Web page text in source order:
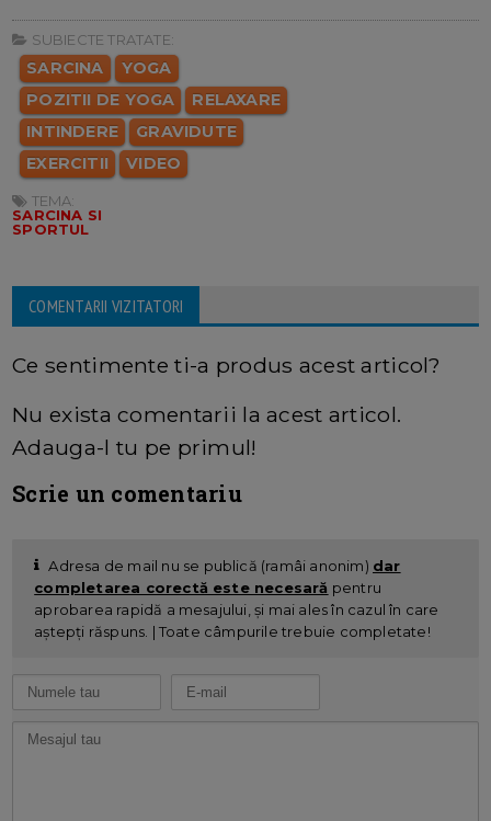
SUBIECTE TRATATE:
SARCINA
YOGA
POZITII DE YOGA
RELAXARE
INTINDERE
GRAVIDUTE
EXERCITII
VIDEO
TEMA:
SARCINA SI
SPORTUL
COMENTARII VIZITATORI
Ce sentimente ti-a produs acest articol?
Nu exista comentarii la acest articol.
Adauga-l tu pe primul!
Scrie un comentariu
Adresa de mail nu se publică (ramâi anonim) dar
completarea corectă este necesară pentru
aprobarea rapidă a mesajului, și mai ales în cazul în care
aștepți răspuns. | Toate câmpurile trebuie completate!